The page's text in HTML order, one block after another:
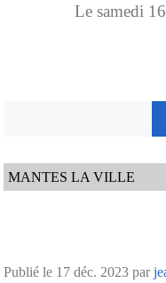
Le samedi 16
MANTES LA VILLE
Publié le 17 déc. 2023 par